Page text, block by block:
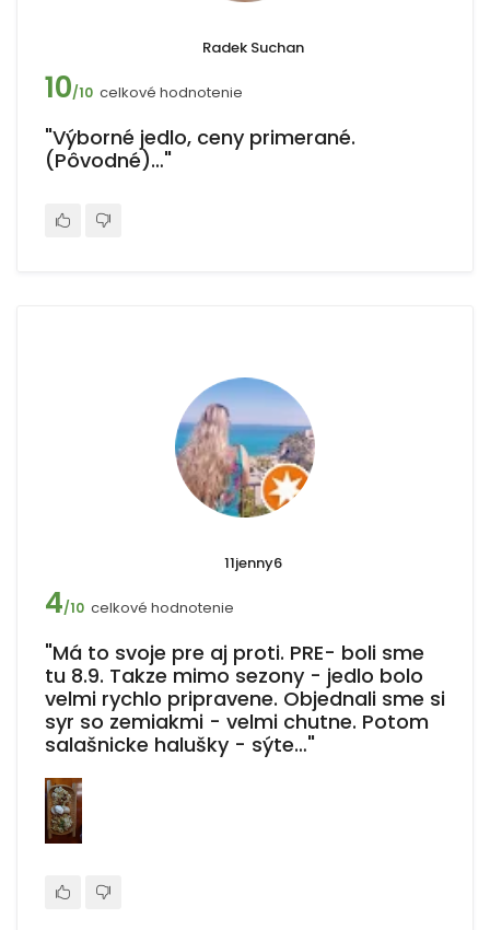
Radek Suchan
10/10 celkové hodnotenie
"Výborné jedlo, ceny primerané.
(Pôvodné)…"
11jenny6
4/10 celkové hodnotenie
"Má to svoje pre aj proti. PRE- boli sme
tu 8.9. Takze mimo sezony - jedlo bolo
velmi rychlo pripravene. Objednali sme si
syr so zemiakmi - velmi chutne. Potom
salašnicke halušky - sýte…"